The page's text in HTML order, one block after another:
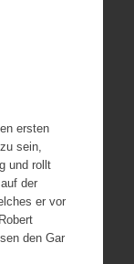
ersten
sein,
und rollt
der
er vor
den Gar